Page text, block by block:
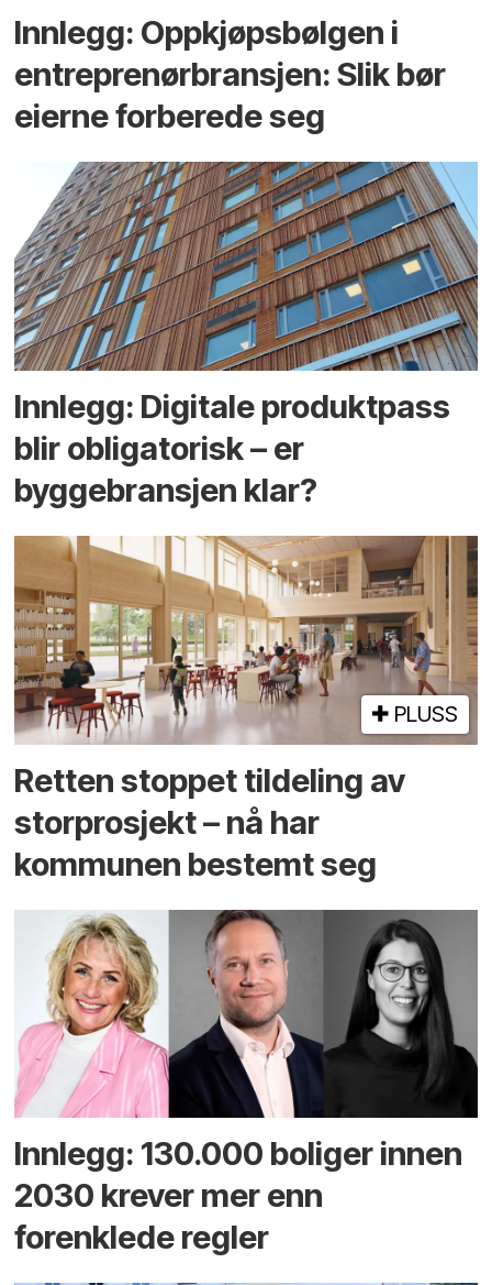
Innlegg: Oppkjøps­bølgen i
entreprenør­bransjen: Slik bør
eierne forberede seg
Innlegg: Digitale produktpass
blir obligatorisk – er
byggebransjen klar?
PLUSS
Retten stoppet tildeling av
storprosjekt – nå har
kommunen bestemt seg
Innlegg: 130.000 boliger innen
2030 krever mer enn
forenklede regler